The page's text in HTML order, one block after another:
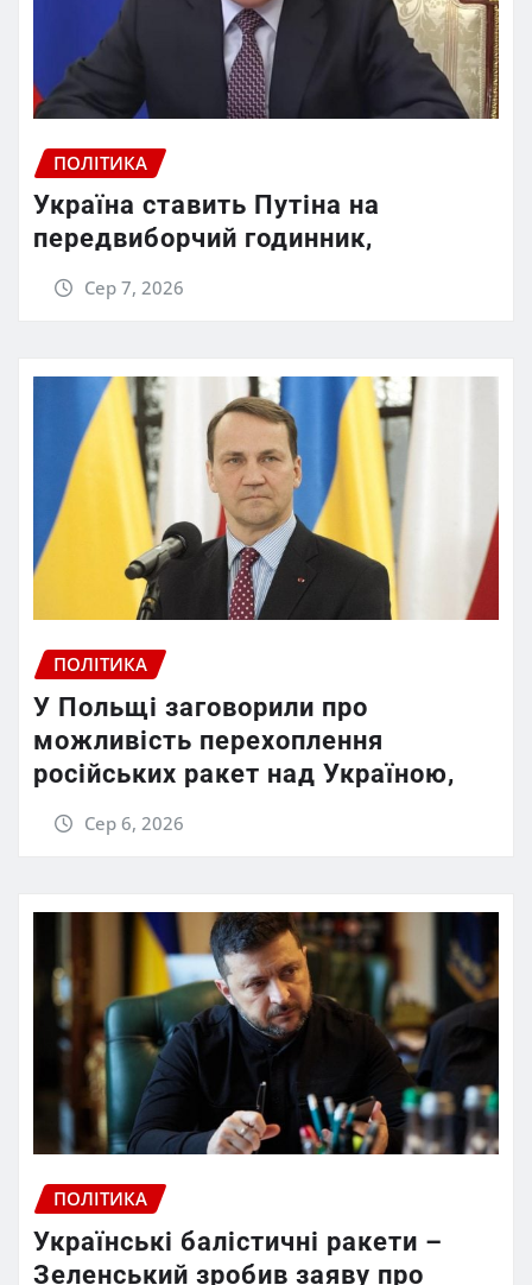
ПОЛІТИКА
Україна ставить Путіна на
передвиборчий годинник,
Сер 7, 2026
ПОЛІТИКА
У Польщі заговорили про
можливість перехоплення
російських ракет над Україною,
Сер 6, 2026
ПОЛІТИКА
Українські балістичні ракети –
Зеленський зробив заяву про